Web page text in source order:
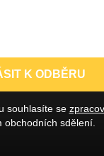
K ODBĚRU
souhlasíte se
obchodních sdělení.